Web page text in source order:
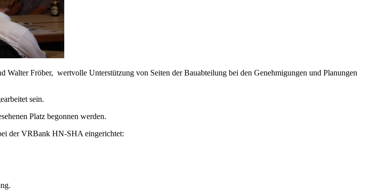
Fröber, wertvolle Unterstützung von Seiten der Bauabteilung bei den Genehmigungen und Planungen
sein.
Platz begonnen werden.
der VRBank HN-SHA eingerichtet: